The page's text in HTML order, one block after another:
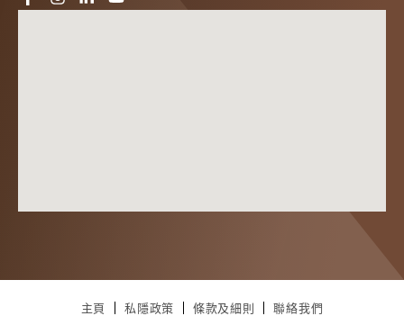
主頁 私隱政策 條款及細則 聯絡我們